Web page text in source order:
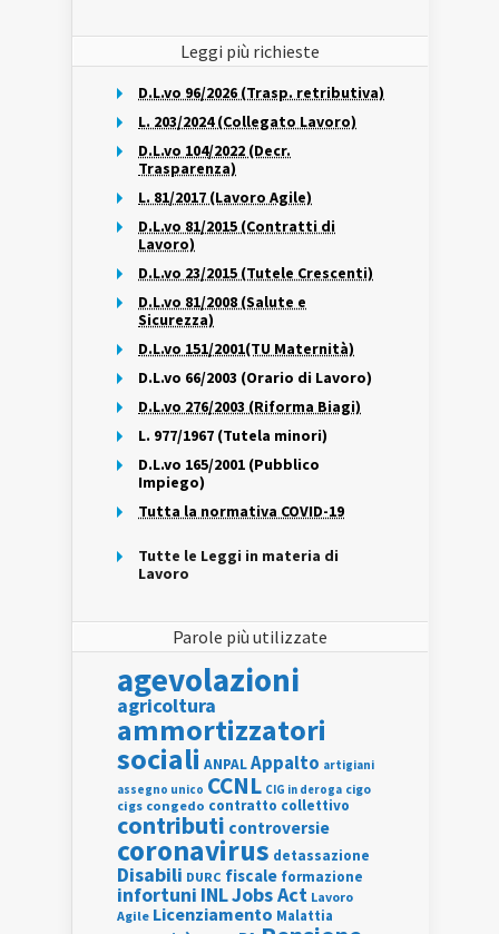
Leggi più richieste
D.L.vo 96/2026 (Trasp. retributiva)
L. 203/2024 (Collegato Lavoro)
D.L.vo 104/2022 (Decr.
Trasparenza)
L. 81/2017 (Lavoro Agile)
D.L.vo 81/2015 (Contratti di
Lavoro)
D.L.vo 23/2015 (Tutele Crescenti)
D.L.vo 81/2008 (Salute e
Sicurezza)
D.L.vo 151/2001(TU Maternità)
D.L.vo 66/2003 (Orario di Lavoro)
D.L.vo 276/2003 (Riforma Biagi)
L. 977/1967 (Tutela minori)
D.L.vo 165/2001 (Pubblico
Impiego)
Tutta la normativa COVID-19
Tutte le Leggi in materia di
Lavoro
Parole più utilizzate
agevolazioni
agricoltura
ammortizzatori
sociali ANPALAppalto artigiani
assegno unico CCNL CIG in deroga cigo
cigs congedo contratto collettivo
contributi controversie
coronavirus detassazione
Disabili DURC fiscale formazione
infortuni INLJobs Act Lavoro
Agile Licenziamento Malattia